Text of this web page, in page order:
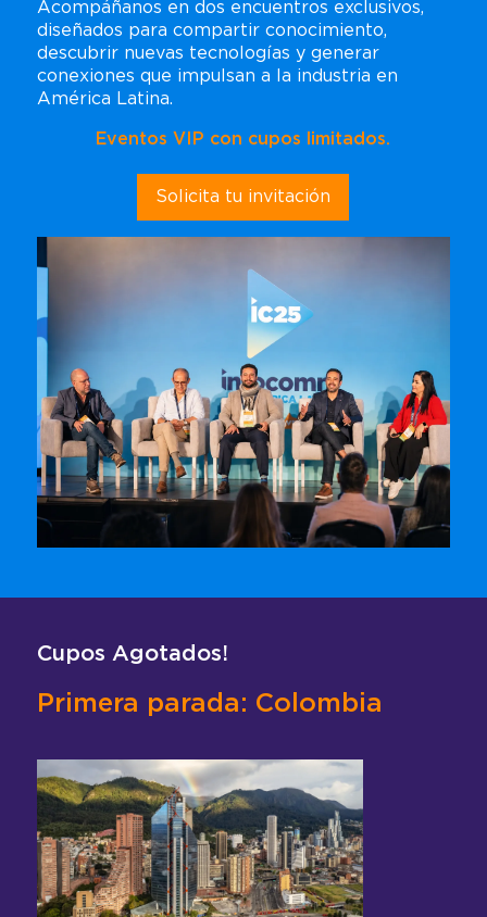
Exhibe con nosotros
InstagramLinkedinXchange
Mezzanine
Carta para visa
Marcas presentes
Planta de Exposición
Mezzanine
Centro de Recursos para
Amplía Tu Alcance
Sé Patrocinador
Pro Training
Bangkok
Beijing
Nuestro Equipo
Regístrate
Buscar
Acompáñanos en dos encuentros exclusivos,
diseñados para compartir conocimiento,
descubrir nuevas tecnologías y generar
conexiones que impulsan a la industria en
América Latina.
Eventos VIP con cupos limitados.
Solicita tu invitación
Cupos Agotados!
Primera parada: Colombia